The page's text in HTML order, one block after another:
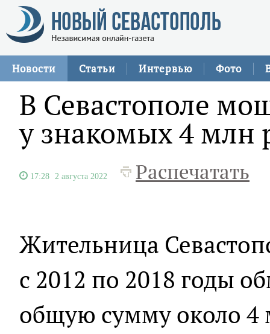
Новости Статьи Интервью Фото
В Севастополе
у знакомых 4 млн
17:28 2 августа 2022 Распечатать
Жительница
с 2012 по 2018 годы
общую сумму около 4